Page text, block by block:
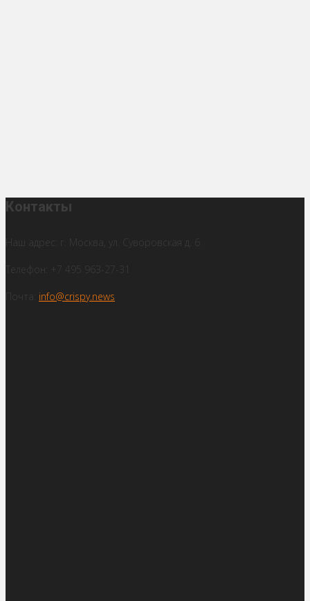
Контакты
Наш адрес: г. Москва, ул. Суворовская д. 6
Телефон: +7 495 963-27-31
Почта: info@crispy.news